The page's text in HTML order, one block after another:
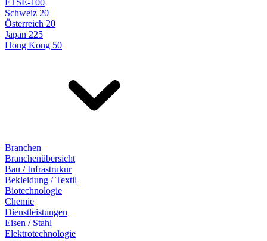
FTSE-100
Schweiz 20
Österreich 20
Japan 225
Hong Kong 50
Branchen
Branchenübersicht
Bau / Infrastrukur
Bekleidung / Textil
Biotechnologie
Chemie
Dienstleistungen
Eisen / Stahl
Elektrotechnologie